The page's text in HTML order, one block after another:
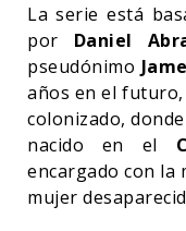
La serie está
por Daniel
pseudónimo
años en el
colonizado,
nacido en el
encargado con la
mujer